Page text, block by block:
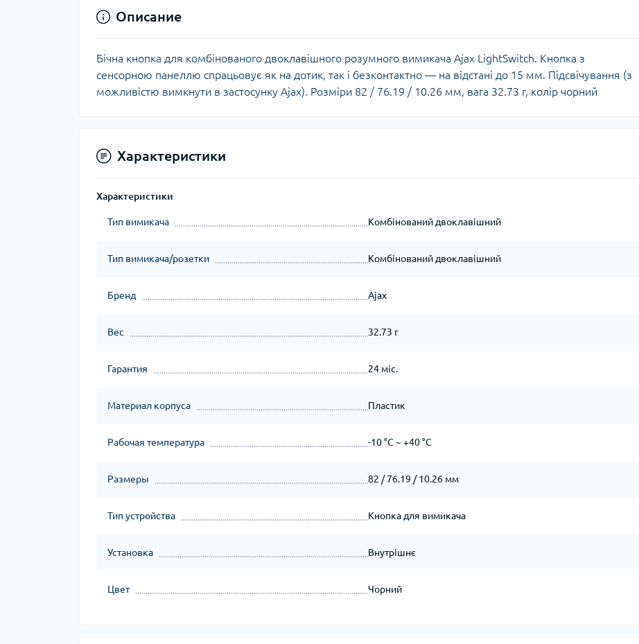
Описание
Бічна кнопка для комбінованого двоклавішного розумного вимикача Ajax LightSwitch. Кнопка з
сенсорною панеллю спрацьовує як на дотик, так і безконтактно — на відстані до 15 мм. Підсвічування (з
можливістю вимкнути в застосунку Ajax). Розміри 82 / 76.19 / 10.26 мм, вага 32.73 г, колір чорний
Характеристики
Характеристики
Тип вимикача Комбінований двоклавішний
Тип вимикача/розетки Комбінований двоклавішний
Бренд Ajax
Вес 32.73 г
Гарантия 24 міс.
Материал корпуса Пластик
Рабочая температура -10 °C ~ +40 °C
Размеры 82 / 76.19 / 10.26 мм
Тип устройства Кнопка для вимикача
Установка Внутрішнє
Цвет Чорний